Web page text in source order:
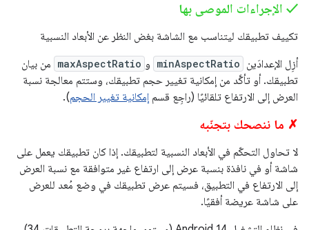
‫✓ الإجراءات الموصى بها
تكييف تطبيقك ليتناسب مع الشاشة بغض النظر عن الأبعاد النسبية
أزِل الإعدادَين minAspectRatio و maxAspectRatio من بيان
تطبيقك. أو تأكَّد من إمكانية تغيير حجم تطبيقك، وستتم معالجة نسبة
العرض إلى الارتفاع تلقائيًا (راجِع قسم إمكانية تغيير الحجم).
✗ ما ننصحك بتجنّبه
لا تحاول التحكّم في الأبعاد النسبية لتطبيقك. إذا كان تطبيقك يعمل على
شاشة أو في نافذة بنسبة عرض إلى ارتفاع غير متوافقة مع نسبة العرض
إلى الارتفاع في التطبيق، فسيتم عرض تطبيقك في وضع مُعد للعرض
على شاشة عريضة أفقيًا.